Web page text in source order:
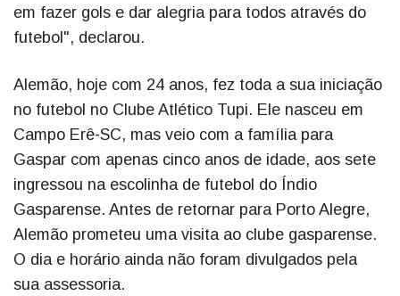
em fazer gols e dar alegria para todos através do
futebol", declarou.
Alemão, hoje com 24 anos, fez toda a sua iniciação
no futebol no Clube Atlético Tupi. Ele nasceu em
Campo Erê-SC, mas veio com a família para
Gaspar com apenas cinco anos de idade, aos sete
ingressou na escolinha de futebol do Índio
Gasparense. Antes de retornar para Porto Alegre,
Alemão prometeu uma visita ao clube gasparense.
O dia e horário ainda não foram divulgados pela
sua assessoria.